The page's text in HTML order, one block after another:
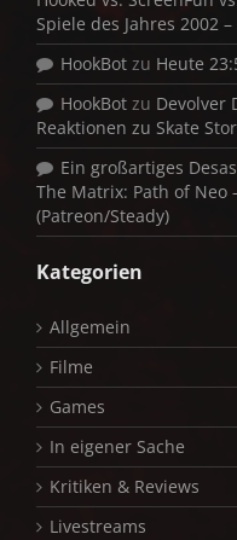
Spiele des Jahres 2002
HookBot zu Heute
HookBot zu Devolver
Reaktionen zu Skate
Ein großartiges
The Matrix: Path of Neo
(Patreon/Steady)
Kategorien
Allgemein
Filme
Games
In eigener Sache
Kritiken & Reviews
Livestreams